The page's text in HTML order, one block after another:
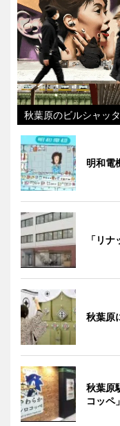
秋葉原のビルシャッ
明和電
「リ
秋葉原
秋葉原
コッペ」